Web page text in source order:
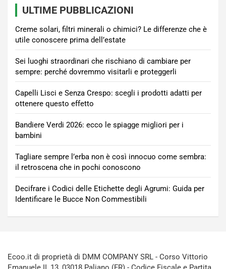
ULTIME PUBBLICAZIONI
Creme solari, filtri minerali o chimici? Le differenze che è
utile conoscere prima dell’estate
Sei luoghi straordinari che rischiano di cambiare per
sempre: perché dovremmo visitarli e proteggerli
Capelli Lisci e Senza Crespo: scegli i prodotti adatti per
ottenere questo effetto
Bandiere Verdi 2026: ecco le spiagge migliori per i
bambini
Tagliare sempre l’erba non è così innocuo come sembra:
il retroscena che in pochi conoscono
Decifrare i Codici delle Etichette degli Agrumi: Guida per
Identificare le Bucce Non Commestibili
Ecoo.it di proprietà di DMM COMPANY SRL - Corso Vittorio